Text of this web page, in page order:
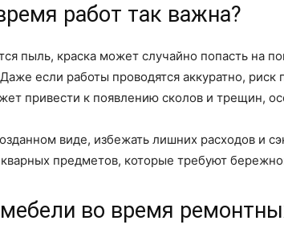
работ так важна?
пыль, краска может случайно попасть на
если работы проводятся аккуратно,
привести к появлению сколов и трещин,
виде, избежать лишних расходов и
предметов, которые требуют
во время